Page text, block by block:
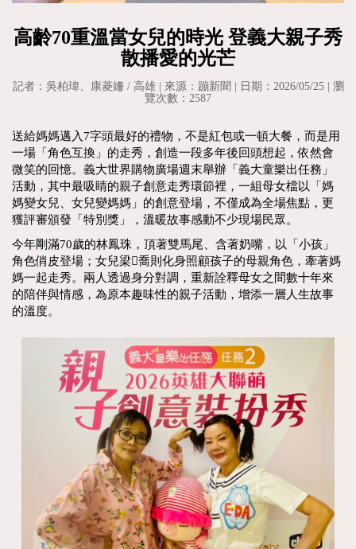
高齡70重溫當女兒的時光 登義大親子秀
散播愛的光芒
記者：吳柏瑋、康菱姍 / 高雄 | 來源：蹦新聞 | 日期：2026/05/25 | 瀏
覽次數：2587
送給媽媽邁入7字頭最好的禮物，不是紅包或一頓大餐，而是用
一場「角色互換」的走秀，創造一段多年後回頭想起，依然會
微笑的回憶。義大世界購物廣場週末舉辦「義大童樂出任務」
活動，其中最吸睛的親子創意走秀環節裡，一組母女檔以「媽
媽變女兒、女兒變媽媽」的創意登場，不僅成為全場焦點，更
獲評審頒發「特別獎」，溫暖故事感動不少現場民眾。
今年剛滿70歲的林鳳珠，頂著雙馬尾、含著奶嘴，以「小孩」
角色俏皮登場；女兒梁𦭳喬則化身照顧孩子的母親角色，牽著媽
媽一起走秀。兩人透過身分對調，重新詮釋母女之間數十年來
的陪伴與情感，為原本趣味性的親子活動，增添一層人生故事
的溫度。